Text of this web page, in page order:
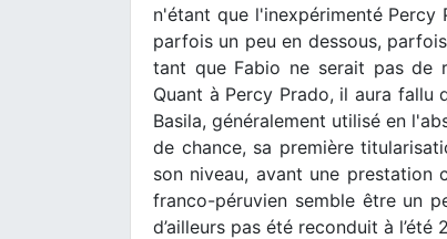
n'étant que l'inexpérimenté
parfois un peu en dessous,
tant que Fabio ne serait pas de
Quant à Percy Prado, il aura fallu
Basila, généralement utilisé en
de chance, sa première
son niveau, avant une prestation
franco-péruvien semble être un
d’ailleurs pas été reconduit à l’été